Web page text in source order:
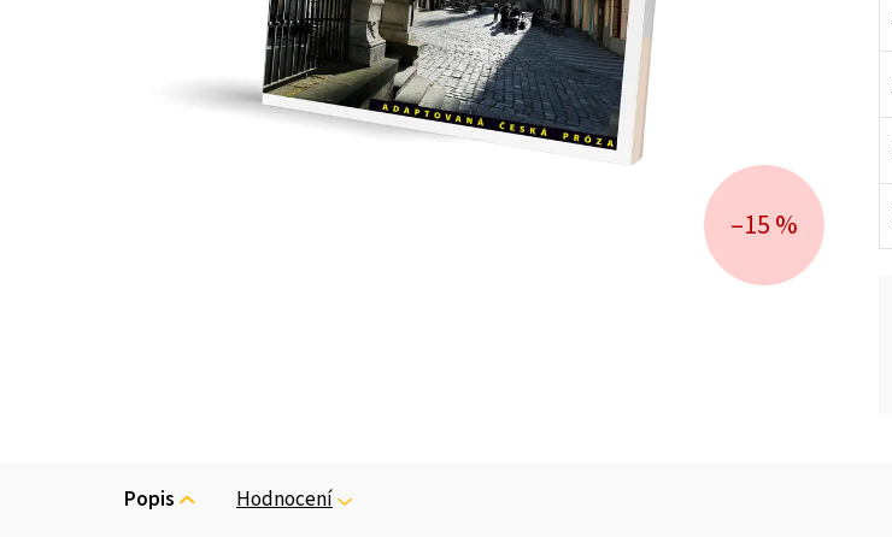
–15 %
Popis Hodnocení